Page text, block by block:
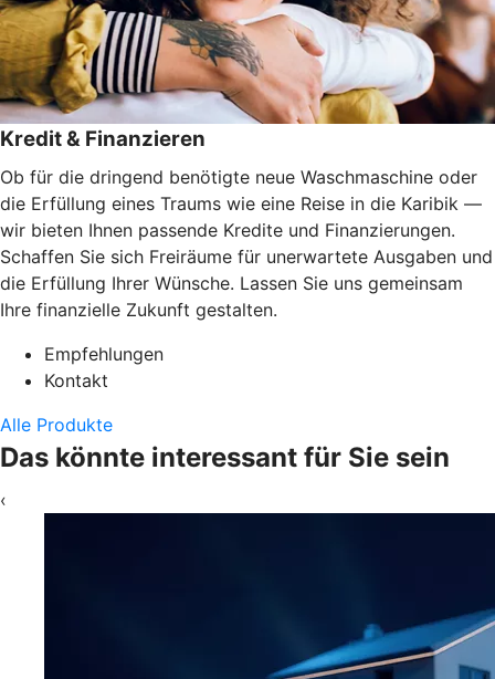
Kredit & Finanzieren
Ob für die dringend benötigte neue Waschmaschine oder
die Erfüllung eines Traums wie eine Reise in die Karibik —
wir bieten Ihnen passende Kredite und Finanzierungen.
Schaffen Sie sich Freiräume für unerwartete Ausgaben und
die Erfüllung Ihrer Wünsche. Lassen Sie uns gemeinsam
Ihre finanzielle Zukunft gestalten.
Empfehlungen
Kontakt
Alle Produkte
Das könnte interessant für Sie sein
‹